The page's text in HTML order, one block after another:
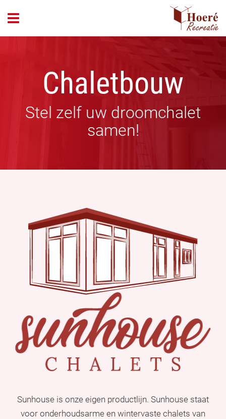
Chaletbouw
Stel zelf uw droomchalet
samen!
Sunhouse is onze eigen productlijn. Sunhouse staat
voor onderhoudsarme en wintervaste chalets van
header_open_menu